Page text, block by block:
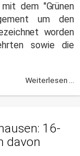
dem "Grünen
um den
worden
sowie die
Weiterlesen ...
16-
davon